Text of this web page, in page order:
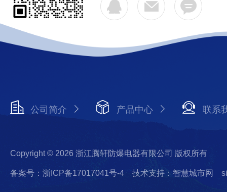
公司简介 产品中心 联系
Copyright © 2026 浙江腾轩防爆电器有限公司 版权所有
备案号：浙ICP备17017041号-4 技术支持：智慧城市网